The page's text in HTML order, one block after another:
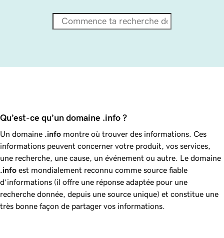
Qu’est-ce qu’un domaine .info ?
Un domaine .info montre où trouver des informations. Ces
informations peuvent concerner votre produit, vos services,
une recherche, une cause, un événement ou autre. Le domaine
.info est mondialement reconnu comme source fiable
d’informations (il offre une réponse adaptée pour une
recherche donnée, depuis une source unique) et constitue une
très bonne façon de partager vos informations.